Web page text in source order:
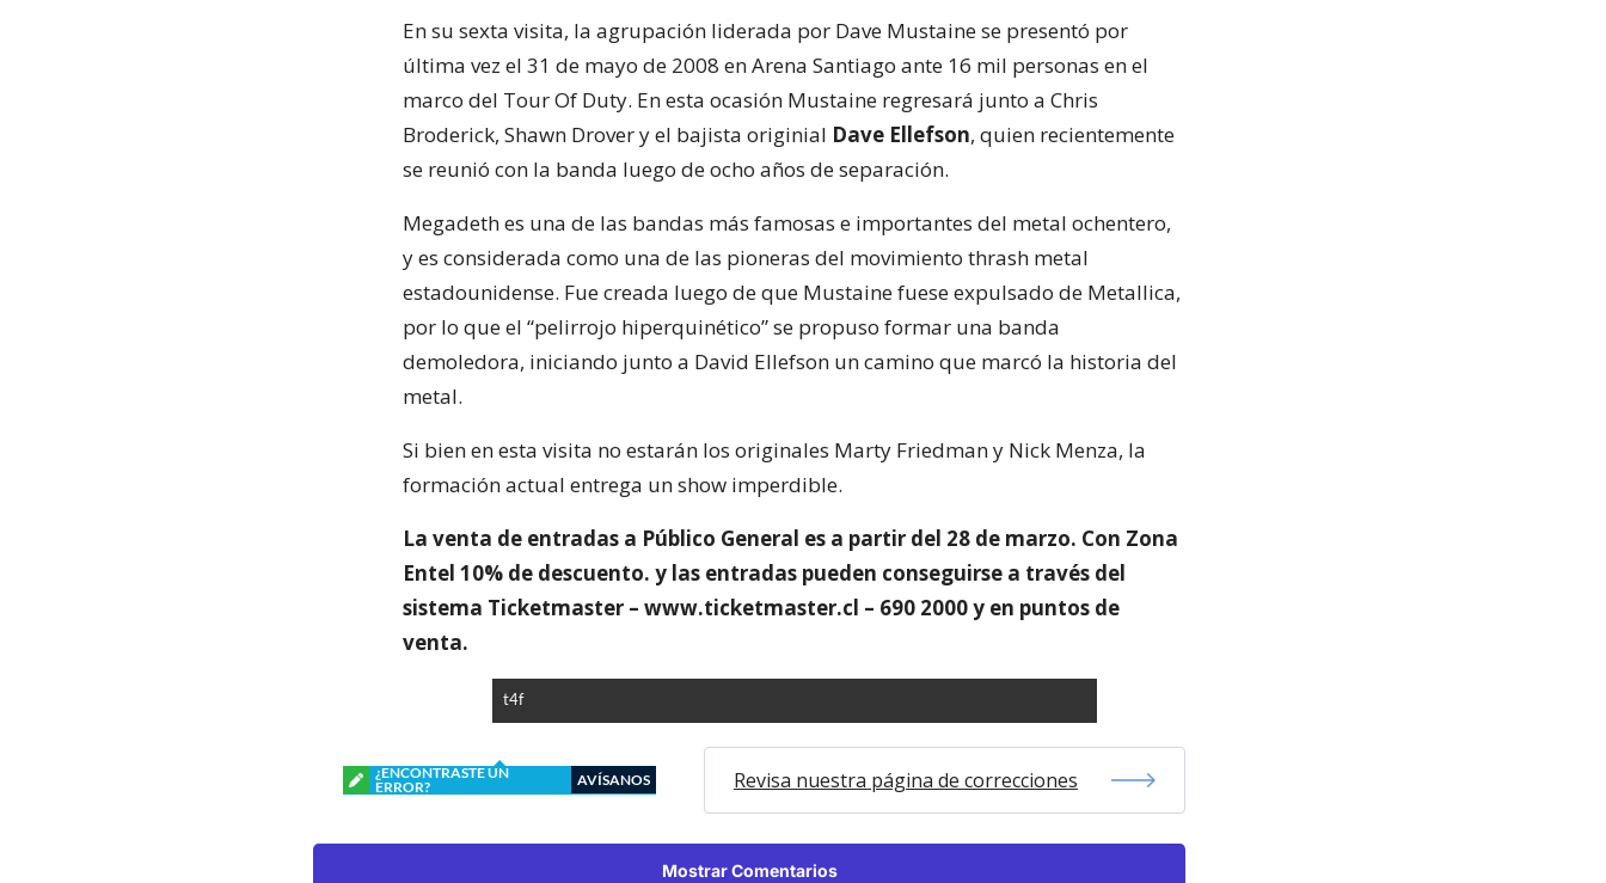
En su sexta visita, la agrupación liderada por Dave Mustaine se presentó por
última vez el 31 de mayo de 2008 en Arena Santiago ante 16 mil personas en el
marco del Tour Of Duty. En esta ocasión Mustaine regresará junto a Chris
Broderick, Shawn Drover y el bajista originial Dave Ellefson, quien recientemente
se reunió con la banda luego de ocho años de separación.
Megadeth es una de las bandas más famosas e importantes del metal ochentero,
y es considerada como una de las pioneras del movimiento thrash metal
estadounidense. Fue creada luego de que Mustaine fuese expulsado de Metallica,
por lo que el “pelirrojo hiperquinético” se propuso formar una banda
demoledora, iniciando junto a David Ellefson un camino que marcó la historia del
metal.
Si bien en esta visita no estarán los originales Marty Friedman y Nick Menza, la
formación actual entrega un show imperdible.
La venta de entradas a Público General es a partir del 28 de marzo. Con Zona
Entel 10% de descuento. y las entradas pueden conseguirse a través del
sistema Ticketmaster – www.ticketmaster.cl – 690 2000 y en puntos de
venta.
t4f
¿ENCONTRASTE UN
ERROR?
AVÍSANOS Revisa nuestra página de correcciones
Mostrar Comentarios